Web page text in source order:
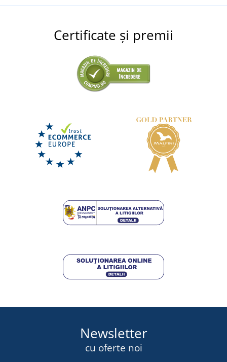
Certificate și premii
Newsletter
cu oferte noi